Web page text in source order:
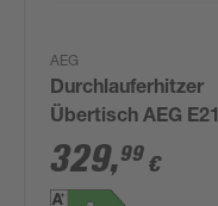
AEG
Durchlauferhitzer
Übertisch AEG E21
329,99 €